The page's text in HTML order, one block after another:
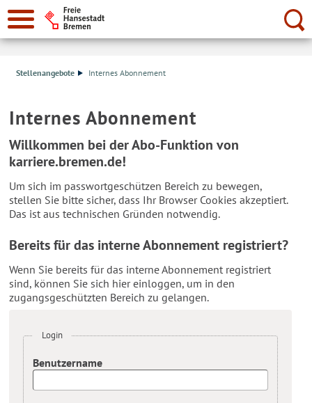
Suche:
Stellenangebote Internes Abonnement
Internes Abonnement
Willkommen bei der Abo-Funktion von
karriere.bremen.de!
Um sich im passwortgeschützen Bereich zu bewegen,
stellen Sie bitte sicher, dass Ihr Browser Cookies akzeptiert.
Das ist aus technischen Gründen notwendig.
Bereits für das interne Abonnement registriert?
Wenn Sie bereits für das interne Abonnement registriert
sind, können Sie sich hier einloggen, um in den
zugangsgeschützten Bereich zu gelangen.
Login
Benutzername